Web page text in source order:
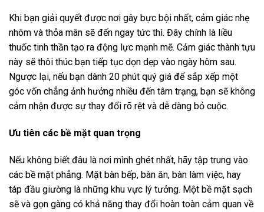
Khi bạn giải quyết được nơi gây bực bội nhất, cảm giác nhẹ
nhõm và thỏa mãn sẽ đến ngay tức thì. Đây chính là liều
thuốc tinh thần tạo ra động lực mạnh mẽ. Cảm giác thành tựu
này sẽ thôi thúc bạn tiếp tục dọn dẹp vào ngày hôm sau.
Ngược lại, nếu bạn dành 20 phút quý giá để sắp xếp một
góc vốn chẳng ảnh hưởng nhiều đến tâm trạng, bạn sẽ không
cảm nhận được sự thay đổi rõ rệt và dễ dàng bỏ cuộc.
Ưu tiên các bề mặt quan trọng
Nếu không biết đâu là nơi mình ghét nhất, hãy tập trung vào
các bề mặt phẳng. Mặt bàn bếp, bàn ăn, bàn làm việc, hay
táp đầu giường là những khu vực lý tưởng. Một bề mặt sạch
sẽ và gọn gàng có khả năng thay đổi hoàn toàn cảm quan về